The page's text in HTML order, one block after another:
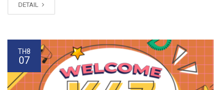
DETAIL
TH8
07